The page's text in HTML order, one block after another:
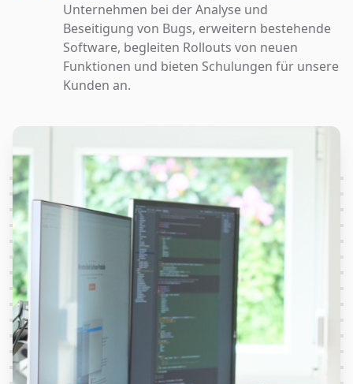
Unternehmen bei der Analyse und
Beseitigung von Bugs, erweitern bestehende
Software, begleiten Rollouts von neuen
Funktionen und bieten Schulungen für unsere
Kunden an.